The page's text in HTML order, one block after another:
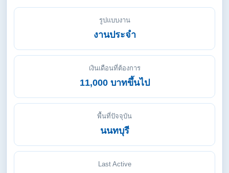
รูปแบบงาน
งานประจำ
เงินเดือนที่ต้องการ
11,000 บาทขึ้นไป
พื้นที่ปัจจุบัน
นนทบุรี
Last Active